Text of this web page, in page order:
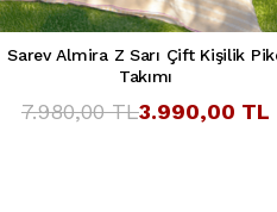
Sarev Almira Z Sarı Çift Kişilik
Takımı
3.990,00 TL
7.980,00 TL